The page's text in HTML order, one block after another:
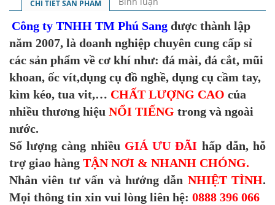
CHI TIẾT SẢN PHẨM
Công ty TNHH TM Phú Sang được thành lập
năm 2007, là doanh nghiệp chuyên cung cấp sỉ
các sản phẩm về cơ khí như: đá mài, đá cắt, mũi
khoan, ốc vít,dụng cụ đồ nghề, dụng cụ cầm tay,
kìm kéo, tua vit,… CHẤT LƯỢNG CAO của
nhiều thương hiệu NỔI TIẾNG trong và ngoài
nước.
Số lượng càng nhiều GIÁ ƯU ĐÃI hấp dẫn, hỗ
trợ giao hàng TẬN NƠI & NHANH CHÓNG.
Nhân viên tư vấn và hướng dẫn NHIỆT TÌNH.
Mọi thông tin xin vui lòng liên hệ: 0888 396 066